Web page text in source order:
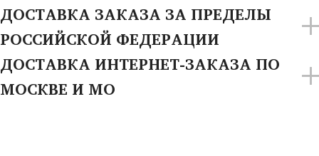
ДОСТАВКА ЗАКАЗА ЗА ПРЕДЕЛЫ
РОССИЙСКОЙ ФЕДЕРАЦИИ
ДОСТАВКА ИНТЕРНЕТ-ЗАКАЗА ПО
МОСКВЕ И МО